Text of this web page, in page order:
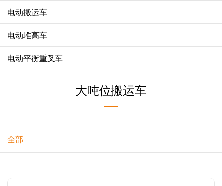
电动搬运车
电动堆高车
电动平衡重叉车
大吨位搬运车
全部